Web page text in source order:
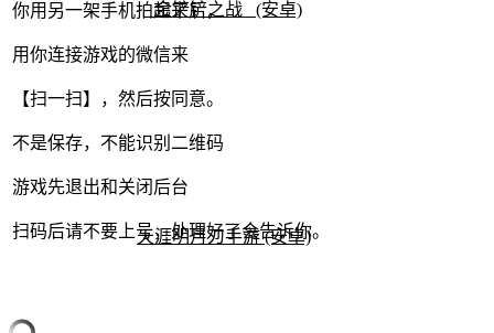
金铲铲之战 (安卓)
天涯明月刀手游 (安卓)
你用另一架手机拍起来后，
用你连接游戏的微信来
【扫一扫】，然后按同意。
️不是保存，不能识别二维码
游戏先退出和关闭后台
扫码后请不要上号，处理好了会告诉你。